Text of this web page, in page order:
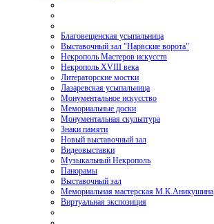
Благовещенская усыпальница
Выставочный зал "Нарвские ворота"
Некрополь Мастеров искусств
Некрополь XVIII века
Литераторские мостки
Лазаревская усыпальница
Монументальное искусство
Мемориальные доски
Монументальная скульптура
Знаки памяти
Новый выставочный зал
Видеовыставки
Музыкальный Некрополь
Панорамы
Выставочный зал
Мемориальная мастерская М.К.Аникушина
Виртуальная экспозиция